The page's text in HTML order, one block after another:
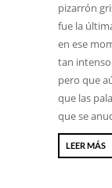
pizarrón
fue la
en ese
tan
pero que
que las
que se
LEER MÁS